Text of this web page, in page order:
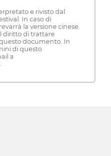
e rivisto dal
In caso di
la versione cinese.
diritto di trattare
documento. In
di questo
a